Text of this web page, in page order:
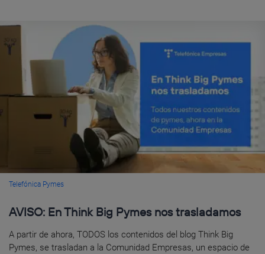
Telefónica Pymes
AVISO: En Think Big Pymes nos trasladamos
A partir de ahora, TODOS los contenidos del blog Think Big
Pymes, se trasladan a la Comunidad Empresas, un espacio de